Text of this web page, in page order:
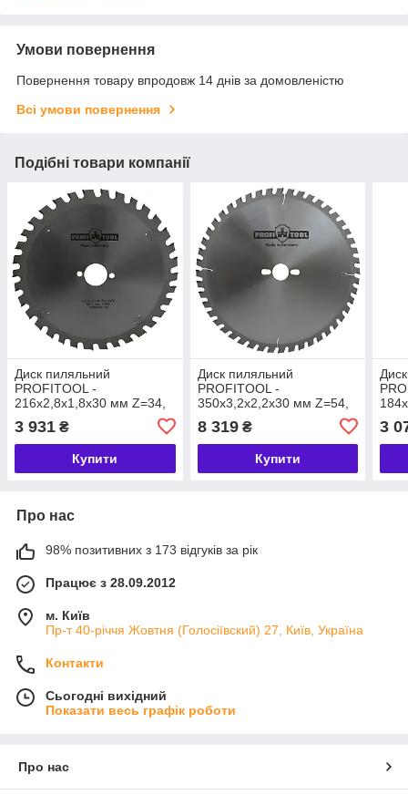
Умови повернення
Повернення товару впродовж 14 днів за домовленістю
Всі умови повернення
Подібні товари компанії
Диск пиляльний
PROFITOOL -
216х2,8х1,8х30 мм Z=34,
(2121601)
3 931 ₴
Купити
Диск пиляльний
PROFITOOL -
350х3,2х2,2х30 мм Z=54,
(2135004)
8 319₴
Купити
3
Про нас
98% позитивних з 173 відгуків за рік
Працює з 28.09.2012
м. Київ
Пр-т 40-річчя Жовтня (Голосіївский) 27, Київ, Україна
Контакти
Сьогодні вихідний
Показати весь графік роботи
Про нас